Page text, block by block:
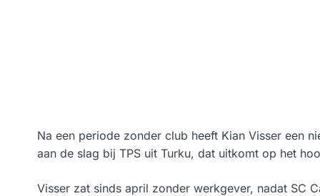
Na een periode zonder club heeft Kian Visser een
aan de slag bij TPS uit Turku, dat uitkomt op het
Visser zat sinds april zonder werkgever, nadat SC